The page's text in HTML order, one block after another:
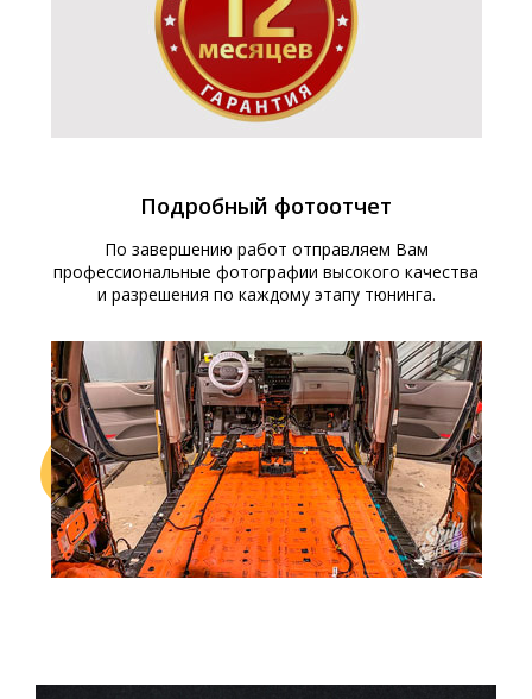
Подробный фотоотчет
По завершению работ отправляем Вам
профессиональные фотографии высокого качества
и разрешения по каждому этапу тюнинга.